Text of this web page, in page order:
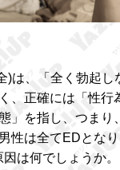
)は、「全く勃起し
、正確には「性行
」を指し、つまり
性は全てEDとな
は何でしょうか。